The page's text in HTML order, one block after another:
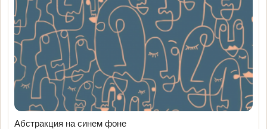
Абстракция на синем фоне